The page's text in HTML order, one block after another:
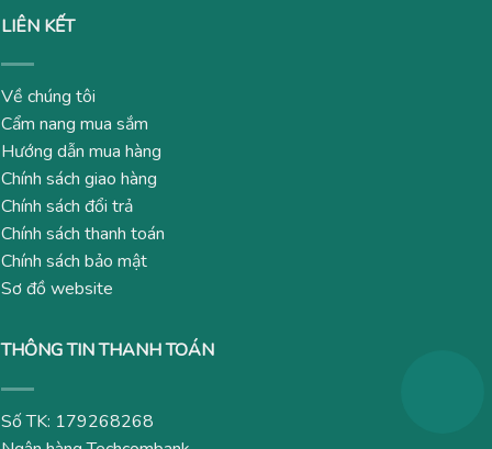
LIÊN KẾT
Về chúng tôi
Cẩm nang mua sắm
Hướng dẫn mua hàng
Chính sách giao hàng
Chính sách đổi trả
Chính sách thanh toán
Chính sách bảo mật
Sơ đồ website
THÔNG TIN THANH TOÁN
Số TK: 179268268